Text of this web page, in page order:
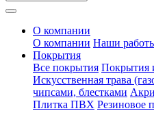
О компании
О компании Наши
Покрытия
Все покрытия Покрытия
Искусственная трава
чипсами, блестками
Плитка ПВХ Резиновое